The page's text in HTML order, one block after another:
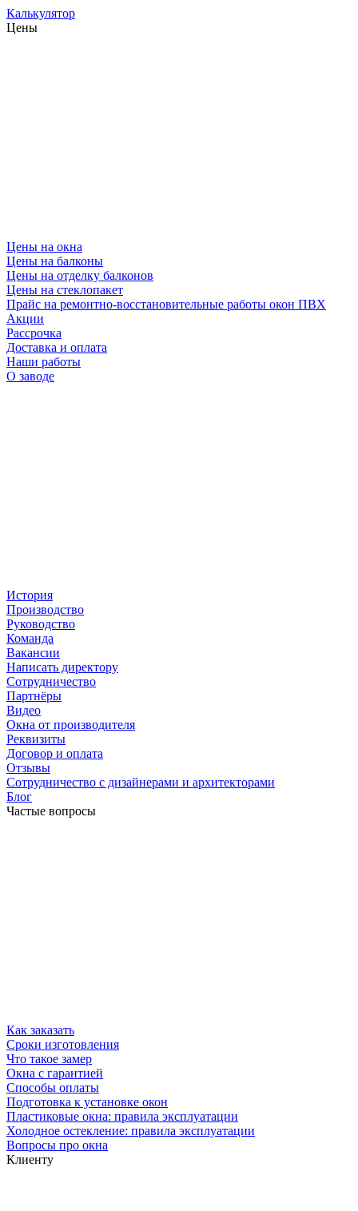
Калькулятор
Цены
Цены на окна
Цены на балконы
Цены на отделку балконов
Цены на стеклопакет
Прайс на ремонтно-восстановительные работы окон ПВХ
Акции
Рассрочка
Доставка и оплата
Наши работы
О заводе
История
Производство
Руководство
Команда
Вакансии
Написать директору
Сотрудничество
Партнёры
Видео
Окна от производителя
Реквизиты
Договор и оплата
Отзывы
Сотрудничество с дизайнерами и архитекторами
Блог
Частые вопросы
Как заказать
Сроки изготовления
Что такое замер
Окна с гарантией
Способы оплаты
Подготовка к установке окон
Пластиковые окна: правила эксплуатации
Холодное остекление: правила эксплуатации
Вопросы про окна
Клиенту